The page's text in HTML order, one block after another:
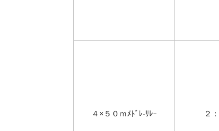
４×５０ｍﾒﾄﾞﾚ-ﾘﾚｰ ２